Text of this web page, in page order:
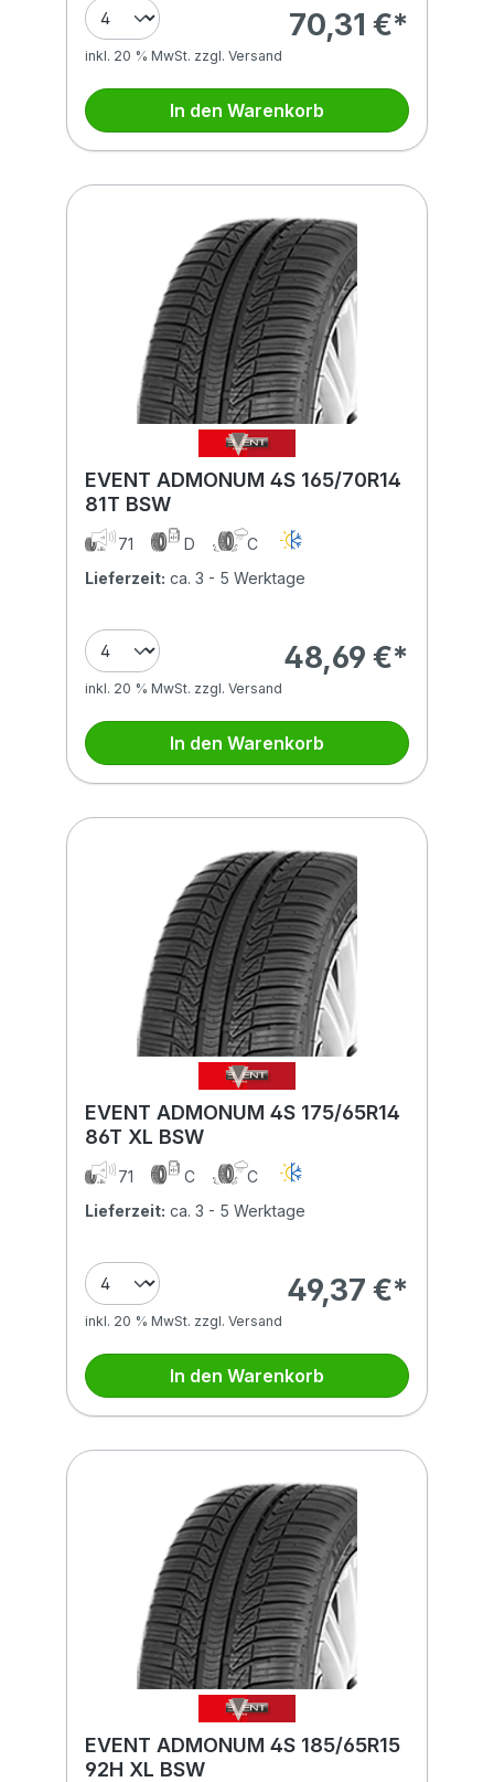
70,31 €*
inkl. 20 % MwSt. zzgl. Versand
In den Warenkorb
EVENT ADMONUM 4S 165/70R14
81T BSW
71 D
C
Lieferzeit: ca. 3 - 5 Werktage
48,69 €*
inkl. 20 % MwSt. zzgl. Versand
In den Warenkorb
EVENT ADMONUM 4S 175/65R14
86T XL BSW
71 C
C
Lieferzeit: ca. 3 - 5 Werktage
49,37 €*
inkl. 20 % MwSt. zzgl. Versand
In den Warenkorb
EVENT ADMONUM 4S 185/65R15
92H XL BSW